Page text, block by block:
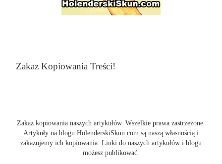
Zakaz Kopiowania Treści!
Zakaz kopiowania naszych artykułów. Wszelkie prawa zastrzeżone.
Artykuły na blogu HolenderskiSkun.com są naszą własnością i
zakazujemy ich kopiowania. Linki do naszych artykułów i blogu
możesz publikować.